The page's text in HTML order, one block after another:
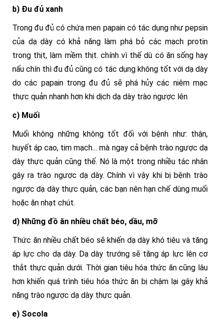
b) Đu đủ xanh
Trong đu đủ có chứa men papain có tác dụng như pepsin
của dạ dày có khả năng làm phá bỏ các mạch protin
trong thịt, làm mềm thịt. chính vì thế dù có ăn sống hay
nấu chín thì đu đủ cũng có tác dụng không tốt với dạ dày
do các papain trong đu đủ sẽ phá hủy các niêm mạc
thực quản nhanh hơn khi dịch dạ dày trào ngược lên
c) Muối
Muối không những không tốt đối với bệnh như: thận,
huyết áp cao, tim mạch… mà ngay cả bệnh trào ngược dạ
dày thực quản cũng thế. Nó là một trong nhiều tác nhân
gây ra trào ngược dạ dày. Chính vì vậy khi bị bệnh trào
ngược dạ dày thực quản, các bạn nên hạn chế dùng muối
hoặc ăn nhạt chút.
d) Những đồ ăn nhiều chất béo, dầu, mỡ
Thức ăn nhiều chất béo sẽ khiến dạ dày khó tiêu và tăng
áp lực cho dạ dày. Dạ dày trướng sẽ tăng áp lực lên cơ
thắt thực quản dưới. Thời gian tiêu hóa thức ăn cũng lâu
hơn khiến quá trình tiêu hóa thức ăn bị chậm lại gây khả
năng trào ngược dạ dày thực quản.
e) Socola